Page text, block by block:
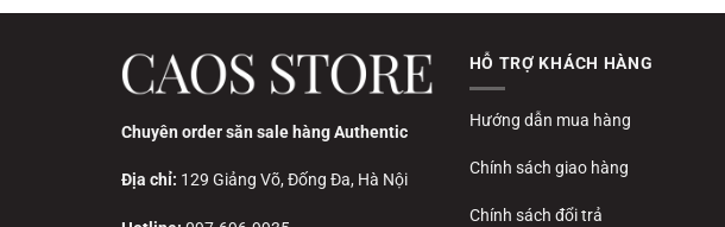
Chuyên order săn sale hàng Authentic
Địa chỉ: 129 Giảng Võ, Đống Đa, Hà Nội
HỖ TRỢ KHÁCH HÀNG
Hướng dẫn mua hàng
Chính sách giao hàng
Chính sách đổi trả